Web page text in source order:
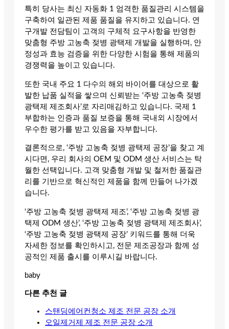
특히 당사는 최신 자동화 1 엄격한 품질관리 시스템을
구축하여 일관된 제품 품질을 유지하고 있습니다. 연
구개발 전담팀이 고객의 구체적 요구사항을 반영한
맞춤형 주방 고농축 젖병 광택제 개발을 실행하며, 안
정성과 효능 검증을 위한 다양한 시험을 통해 제품의
경쟁력을 높이고 있습니다.
또한 국내 주요 1 다수의 해외 바이어를 대상으로 활
발한 납품 실적을 쌓으며 신뢰받는 ‘주방 고농축 젖병
광택제 제조회사’로 자리매김하고 있습니다. 국제 1
부합하는 인증과 품질 보증을 통해 국내외 시장에서
우수한 평가를 받고 있음을 자부합니다.
결론적으로, ‘주방 고농축 젖병 광택제 공장’을 찾고 계
시다면, 우리 회사의 OEM 및 ODM 생산 서비스는 탁
월한 선택입니다. 고객 맞춤형 개발 및 철저한 품질관
리를 기반으로 혁신적인 제품을 함께 만들어 나가겠
습니다.
‘주방 고농축 젖병 광택제 제조’, ‘주방 고농축 젖병 광
택제 ODM 생산’, ‘주방 고농축 젖병 광택제 제조회사’,
‘주방 고농축 젖병 광택제 공장’ 키워드를 통해 더욱
자세한 정보를 확인하시고, 전문 제조공장과 함께 성
공적인 제품 출시를 이루시길 바랍니다.
baby
다른 추천 글
스탠딩에어컨청소 제조 전문 공장 소개
오일제거제 제조 전문 공장 소개